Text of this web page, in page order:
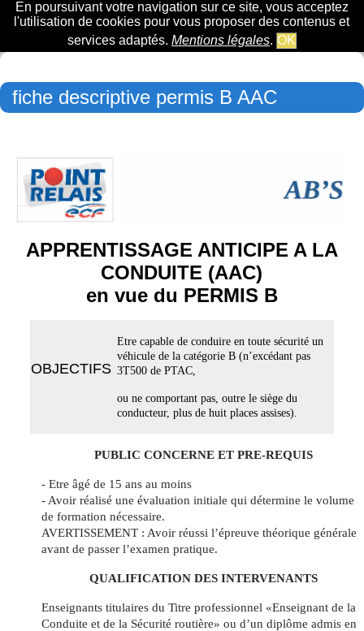
En poursuivant votre navigation sur ce site, vous acceptez
l'utilisation de cookies pour vous proposer des contenus et
services adaptés. Mentions légales. OK
fiche descriptive permis B AAC
APPRENTISSAGE ANTICIPE A LA
CONDUITE (AAC)
en vue du PERMIS B
OBJECTIFS
Etre capable de conduire en toute sécurité un
véhicule de la catégorie B (n’excédant pas
3T500 de PTAC,
ou ne comportant pas, outre le siège du
conducteur, plus de huit places assises).
PUBLIC CONCERNE ET PRE-REQUIS
- Etre âgé de 15 ans au moins
- Avoir réalisé une évaluation initiale qui détermine le volume
de formation nécessaire.
AVERTISSEMENT : Avoir réussi l’épreuve théorique générale
avant de passer l’examen pratique.
QUALIFICATION DES INTERVENANTS
Enseignants titulaires du Titre professionnel «Enseignant de la
Conduite et de la Sécurité routière» ou d’un diplôme admis en